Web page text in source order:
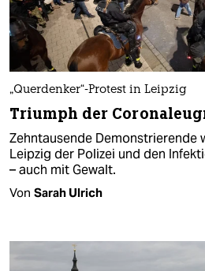
„Querdenker“-Protest in Leipzig
Triumph der
Zehntausende Demonstrierende
Leipzig der Polizei und den
– auch mit Gewalt.
Von Sarah Ulrich